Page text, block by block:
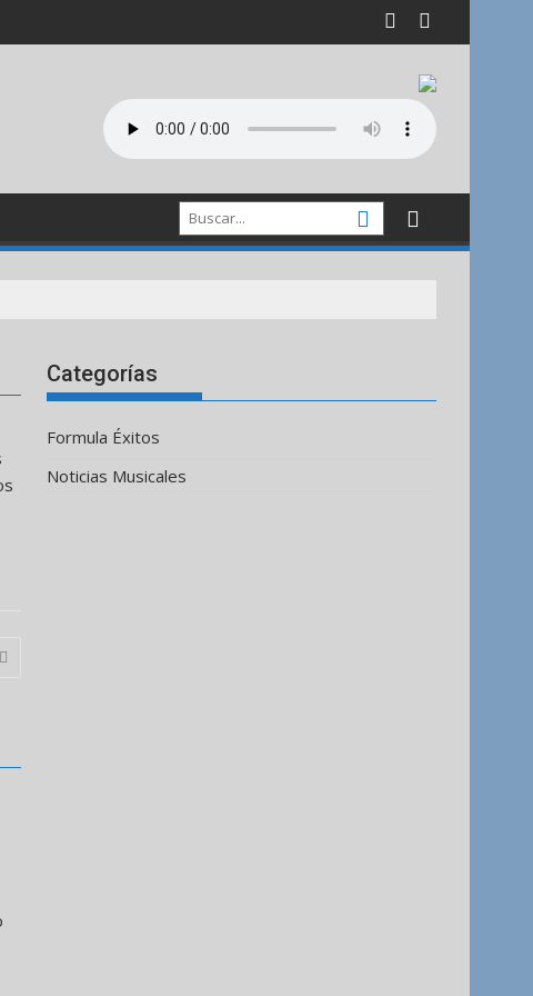
Categorías
Formula Éxitos
Noticias Musicales